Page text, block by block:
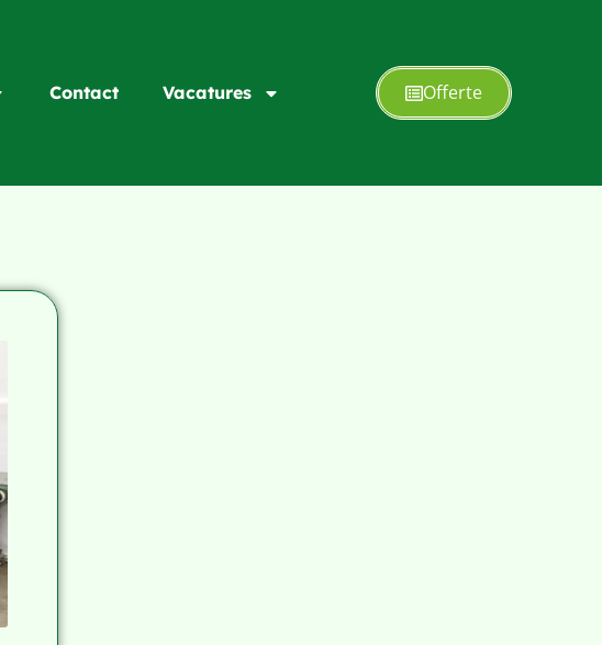
Contact Vacatures Offerte